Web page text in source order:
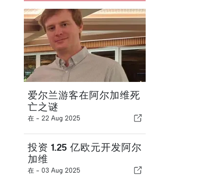
爱尔兰游客在阿尔加维死
亡之谜
在 - 22 Aug 2025
投资 1.25 亿欧元开发阿尔
加维
在 - 03 Aug 2025